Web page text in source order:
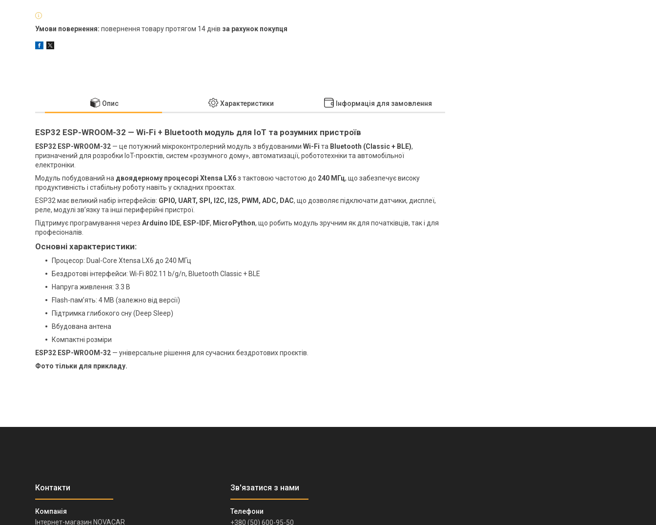
повернення товару протягом 14 днів за рахунок покупця
Опис Характеристики Інформація для замовлення
ESP32 ESP-WROOM-32 — Wi-Fi + Bluetooth модуль для IoT та розумних пристроїв
ESP32 ESP-WROOM-32 — це потужний мікроконтролерний модуль з вбудованими Wi-Fi та Bluetooth (Classic + BLE),
призначений для розробки IoT-проєктів, систем «розумного дому», автоматизації, робототехніки та автомобільної
електроніки.
Модуль побудований на двоядерному процесорі Xtensa LX6з тактовою частотою до 240 МГц, що забезпечує високу
продуктивність і стабільну роботу навіть у складних проєктах.
ESP32 має великий набір інтерфейсів: GPIO, UART, SPI, I2C, I2S, PWM, ADC, DAC, що дозволяє підключати датчики, дисплеї,
реле, модулі зв’язку та інші периферійні пристрої.
Підтримує програмування через Arduino IDE, ESP-IDF, MicroPython, що робить модуль зручним як для початківців, так і для
професіоналів.
Основні характеристики:
Процесор: Dual-Core Xtensa LX6 до 240 МГц
Бездротові інтерфейси: Wi-Fi 802.11 b/g/n, Bluetooth Classic + BLE
Напруга живлення: 3.3 В
Flash-пам’ять: 4 MB (залежно від версії)
Підтримка глибокого сну (Deep Sleep)
Вбудована антена
Компактні розміри
ESP32 ESP-WROOM-32 — універсальне рішення для сучасних бездротових проєктів.
Фото тільки для прикладу.
Інтернет-магазин NOVACAR +380 (50) 600-95-50